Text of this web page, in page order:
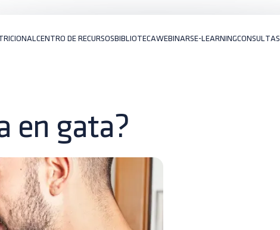
CENTRO DE RECURSOSBIBLIOTECAWEBINARSE-LEARNINGCONSULTAS
en gata?